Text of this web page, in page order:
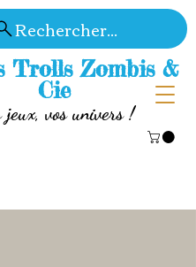
Trolls Zombis &
Cie
jeux, vos univers !
Rechercher...